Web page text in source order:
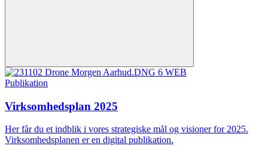
Publikation
Virksomhedsplan 2025
Her får du et indblik i vores strategiske mål og visioner for 2025.
Virksomhedsplanen er en digital publikation.